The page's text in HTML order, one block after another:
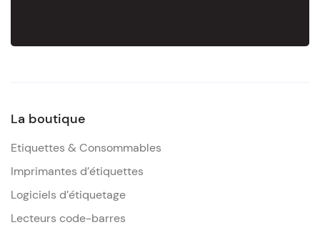
La boutique
Etiquettes & Consommables
Imprimantes d’étiquettes
Logiciels d’étiquetage
Lecteurs code-barres